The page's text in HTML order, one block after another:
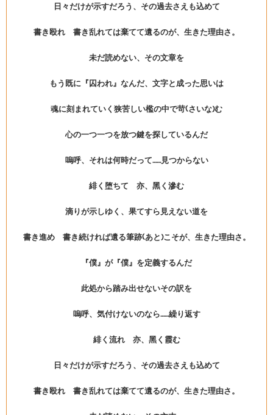
日々だけが示すだろう、その過去さえも込めて
書き殴れ 書き乱れては棄てて遺るのが、生きた理由さ。
未だ読めない、その文章を
もう既に『囚われ』なんだ、文字と成った思いは
魂に刻まれていく狭苦しい檻の中で苛(さいな)む
心の一つ一つを放つ鍵を探しているんだ
嗚呼、それは何時だって……見つからない
緋く堕ちて 亦、黑く滲む
滴りが示しゆく、果てすら見えない道を
書き進め 書き続ければ遺る筆跡(あと)こそが、生きた理由さ。
『僕』が『僕』を定義するんだ
此処から踏み出せないその訳を
嗚呼、気付けないのなら……繰り返す
緋く流れ 亦、黑く霞む
日々だけが示すだろう、その過去さえも込めて
書き殴れ 書き乱れては棄てて遺るのが、生きた理由さ。